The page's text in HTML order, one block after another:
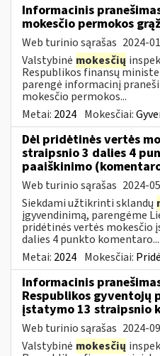
Informacinis
mokesčio permokos
Web turinio sąrašas 2024-
Valstybinė mokesčių
Respublikos finansų
parengė informacinį
mokesčio permokos...
Metai: 2024 Mokesčiai:
Dėl pridėtinės vertės
straipsnio 3 dalies 4
paaiškinimo
Web turinio sąrašas 2024-
Siekdami užtikrinti sklandų
įgyvendinimą, parengėme
pridėtinės vertės mokesčio
dalies 4 punkto komentaro...
Metai: 2024 Mokesčiai:
Informacinis
Respublikos gyventojų
įstatymo 13 straipsnio
Web turinio sąrašas 2024-
Valstybinė mokesčių